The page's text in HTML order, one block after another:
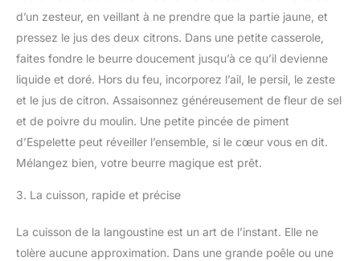
d’un zesteur, en veillant à ne prendre que la partie jaune, et
pressez le jus des deux citrons. Dans une petite casserole,
faites fondre le beurre doucement jusqu’à ce qu’il devienne
liquide et doré. Hors du feu, incorporez l’ail, le persil, le zeste
et le jus de citron. Assaisonnez généreusement de fleur de sel
et de poivre du moulin. Une petite pincée de piment
d’Espelette peut réveiller l’ensemble, si le cœur vous en dit.
Mélangez bien, votre beurre magique est prêt.
3. La cuisson, rapide et précise
La cuisson de la langoustine est un art de l’instant. Elle ne
tolère aucune approximation. Dans une grande poêle ou une